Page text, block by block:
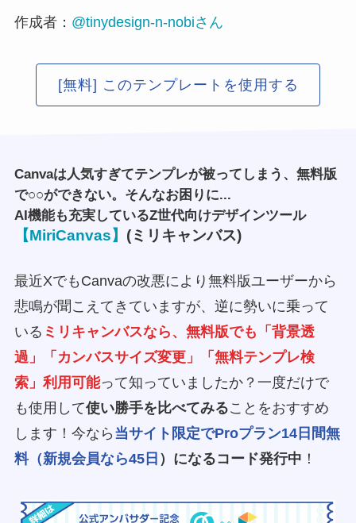
作成者： @tinydesign-n-nobiさん
[無料] このテンプレートを使用する
Canvaは人気すぎてテンプレが被ってしまう、無料版
で○○ができない。そんなお困りに...
AI機能も充実しているZ世代向けデザインツール
【MiriCanvas】 (ミリキャンバス)
最近XでもCanvaの改悪により無料版ユーザーから
悲鳴が聞こえてきていますが、逆に勢いに乗って
いる ミリキャンバスなら、無料版でも「背景透
過」「カンバスサイズ変更」「無料テンプレ検
索」利用可能って知っていましたか？一度だけで
も使用して使い勝手を比べてみることをおすすめ
します！今なら 当サイト限定でProプラン14日間無
料（新規会員なら45日 ）になるコード発行中 ！